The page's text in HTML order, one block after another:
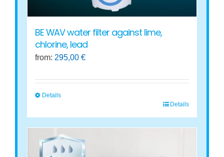
BE WAV water filter against lime,
chlorine, lead
from: 295,00€
Details
product
multiple
Details